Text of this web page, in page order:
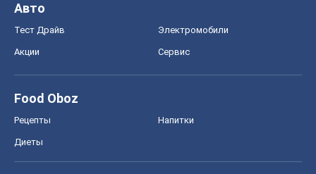
Авто
Тест Драйв Электромобили
Акции Сервис
Food Oboz
Рецепты Напитки
Диеты